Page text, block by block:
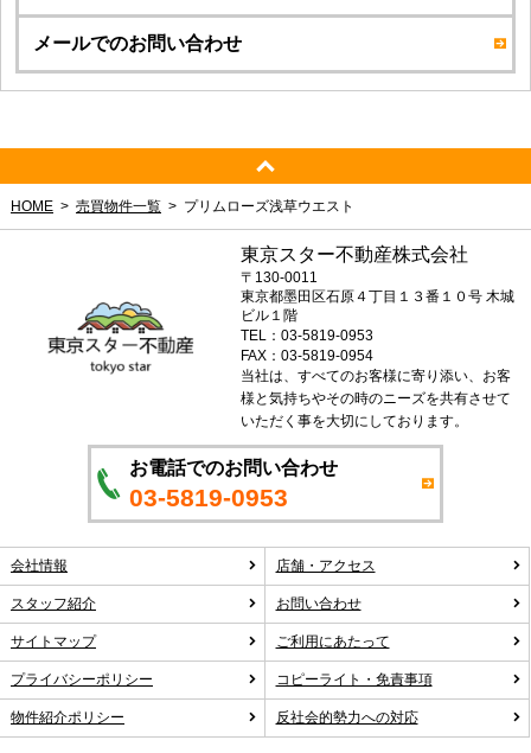
メールでのお問い合わせ
HOME 売買物件一覧 プリムローズ浅草ウエスト
東京スター不動産株式会社
〒130-0011
東京都墨田区石原４丁目１３番１０号 木城
ビル１階
TEL：03-5819-0953
FAX：03-5819-0954
当社は、すべてのお客様に寄り添い、お客
様と気持ちやその時のニーズを共有させて
いただく事を大切にしております。
お電話でのお問い合わせ
03-5819-0953
会社情報 店舗・アクセス
スタッフ紹介 お問い合わせ
サイトマップ ご利用にあたって
プライバシーポリシー コピーライト・免責事項
物件紹介ポリシー 反社会的勢力への対応